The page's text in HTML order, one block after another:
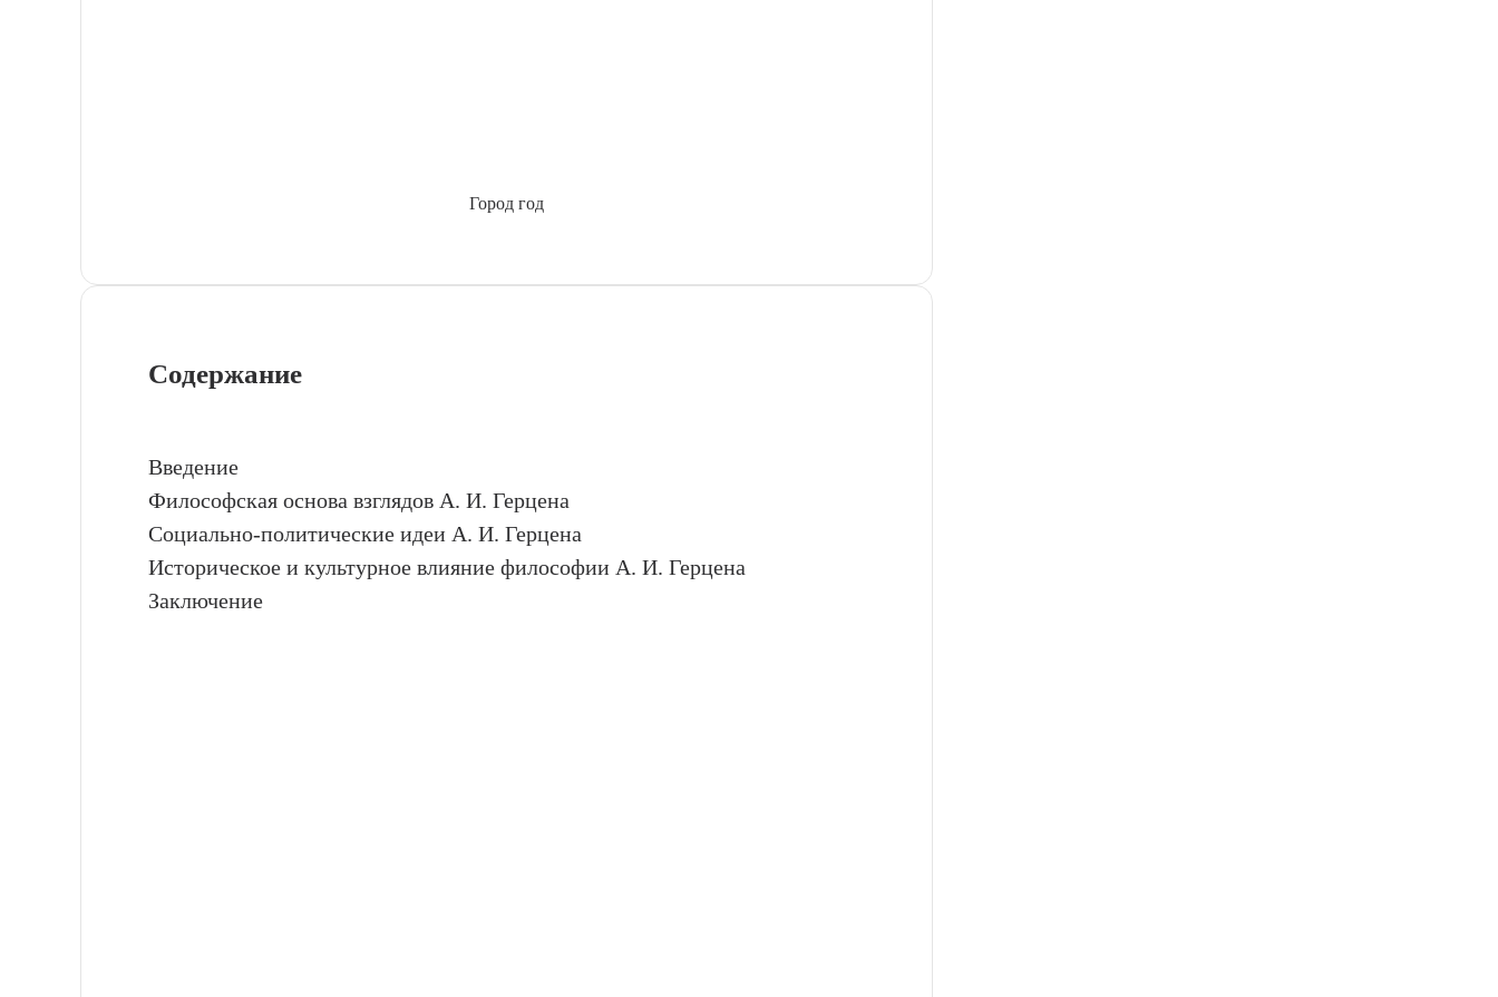
Город год
Содержание
Введение
Философская основа взглядов А. И. Герцена
Социально-политические идеи А. И. Герцена
Историческое и культурное влияние философии А. И. Герцена
Заключение